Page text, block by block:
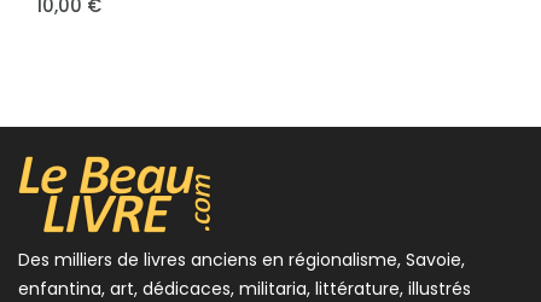
10,00 €
18,00 €
Des milliers de livres anciens en régionalisme, Savoie,
enfantina, art, dédicaces, militaria, littérature, illustrés